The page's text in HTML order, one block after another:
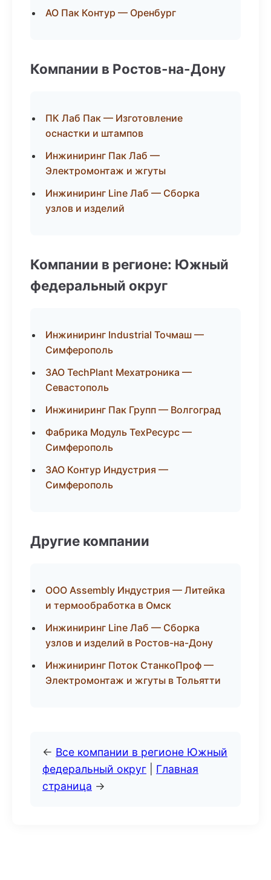
АО Пак Контур — Оренбург
Компании в Ростов-на-Дону
ПК Лаб Пак — Изготовление
оснастки и штампов
Инжиниринг Пак Лаб —
Электромонтаж и жгуты
Инжиниринг Line Лаб — Сборка
узлов и изделий
Компании в регионе: Южный
федеральный округ
Инжиниринг Industrial Точмаш —
Симферополь
ЗАО TechPlant Мехатроника —
Севастополь
Инжиниринг Пак Групп — Волгоград
Фабрика Модуль ТехРесурс —
Симферополь
ЗАО Контур Индустрия —
Симферополь
Другие компании
ООО Assembly Индустрия — Литейка
и термообработка в Омск
Инжиниринг Line Лаб — Сборка
узлов и изделий в Ростов-на-Дону
Инжиниринг Поток СтанкоПроф —
Электромонтаж и жгуты в Тольятти
← Все компании в регионе Южный
федеральный округ
Главная
страница →